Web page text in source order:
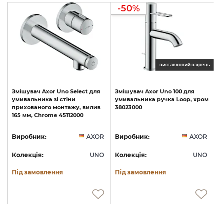
Змішувач Axor Uno Select для
умивальника зі стіни
прихованого монтажу, вилив
165 мм, Chrome 45112000
Виробник: AXOR
Колекція: UNO
Під замовлення
виставковий взірець
-50%
Змішувач Axor Uno 100 для
умивальника ручка Loop, хром
38023000
Виробник: AXOR
Колекція: UNO
Під замовлення